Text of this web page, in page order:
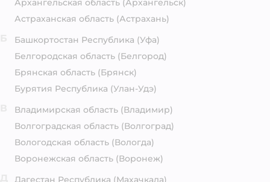
Архангельская область (Архангельск)
Астраханская область (Астрахань)
Башкортостан Республика (Уфа)
Белгородская область (Белгород)
Брянская область (Брянск)
Бурятия Республика (Улан-Удэ)
Владимирская область (Владимир)
Волгоградская область (Волгоград)
Вологодская область (Вологда)
Воронежская область (Воронеж)
Дагестан Республика (Махачкала)